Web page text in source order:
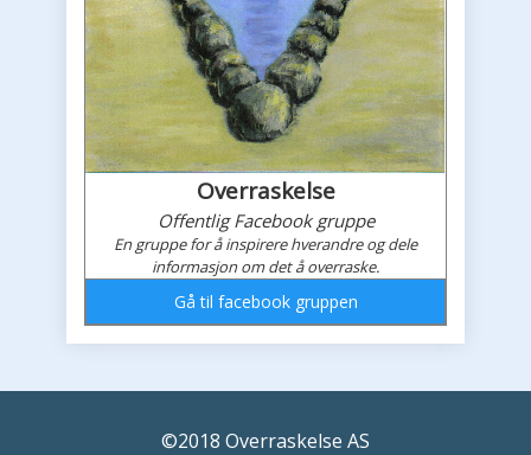
Overraskelse
Offentlig Facebook gruppe
En gruppe for å inspirere hverandre og dele
informasjon om det å overraske.
Gå til facebook gruppen
©2018 Overraskelse AS